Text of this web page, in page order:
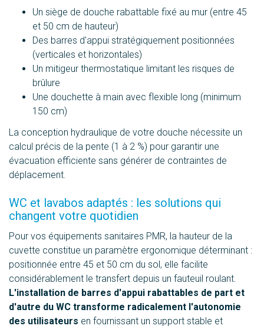
Un siège de douche rabattable fixé au mur (entre 45
et 50 cm de hauteur)
Des barres d'appui stratégiquement positionnées
(verticales et horizontales)
Un mitigeur thermostatique limitant les risques de
brûlure
Une douchette à main avec flexible long (minimum
150 cm)
La conception hydraulique de votre douche nécessite un
calcul précis de la pente (1 à 2 %) pour garantir une
évacuation efficiente sans générer de contraintes de
déplacement.
WC et lavabos adaptés : les solutions qui
changent votre quotidien
Pour vos équipements sanitaires PMR, la hauteur de la
cuvette constitue un paramètre ergonomique déterminant :
positionnée entre 45 et 50 cm du sol, elle facilite
considérablement le transfert depuis un fauteuil roulant.
L'installation de barres d'appui rabattables de part et
d'autre du WC transforme radicalement l'autonomie
des utilisateurs en fournissant un support stable et